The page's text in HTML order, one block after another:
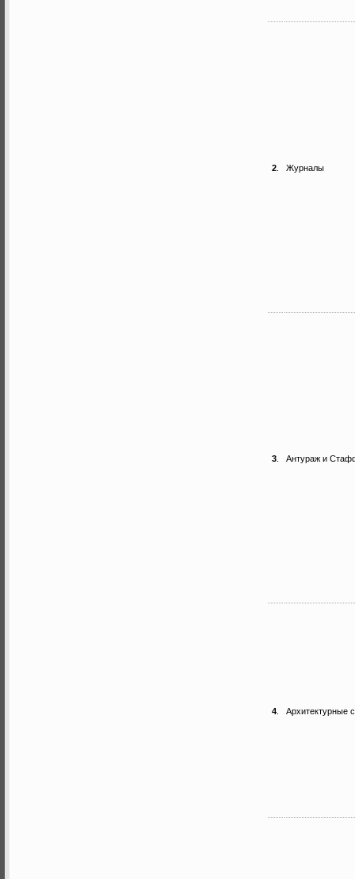
2 Журналы
3 Антураж и
4 Архитектурные